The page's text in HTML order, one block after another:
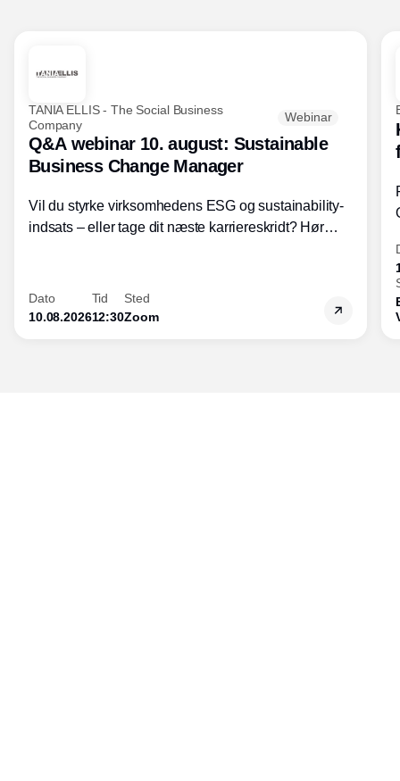
TANIA ELLIS - The Social Business
Company
Webinar
Q&A webinar 10. august: Sustainable
Business Change Manager
Vil du styrke virksomhedens ESG og sustainability-
indsats – eller tage dit næste karriereskridt? Hør
inden for bæredygtig forretningsudvikling - så du
skaber værdi for både samfund og bundlinje.
Dato
10.08.2026
Tid
12:30
Sted
Zoom